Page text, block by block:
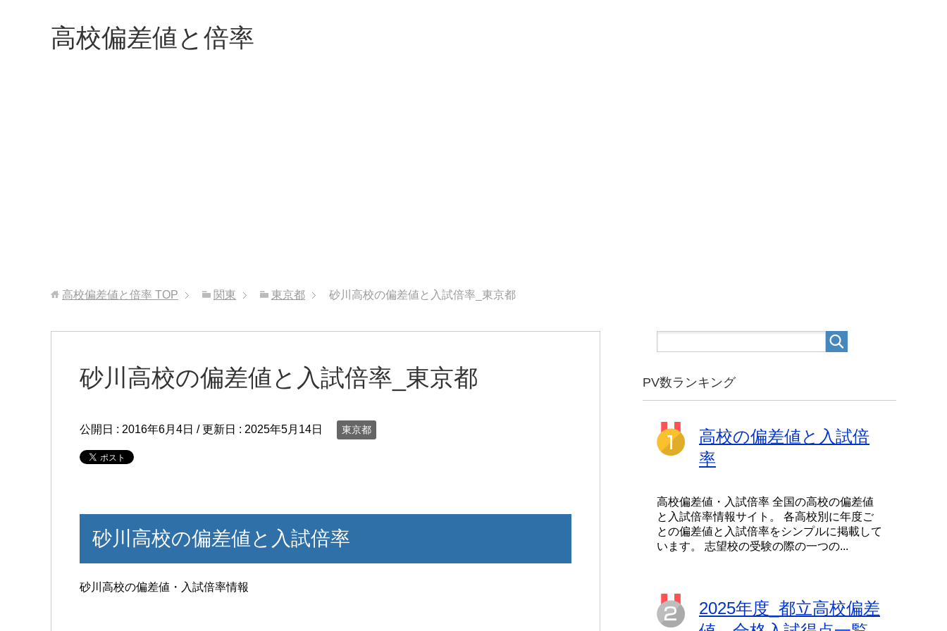
高校偏差値と倍率
高校偏差値と倍率 TOP 関東 東京都 砂川高校の偏差値と入試倍率_東京都
砂川高校の偏差値と入試倍率_東京都
公開日 : 2016年6月4日 / 更新日 : 2025年5月14日 東京都
砂川高校の偏差値と入試倍率
砂川高校の偏差値・入試倍率情報
PV数ランキング
高校の偏差値と入試倍
率
高校偏差値・入試倍率 全国の高校の偏差値
と入試倍率情報サイト。 各高校別に年度ご
との偏差値と入試倍率をシンプルに掲載して
います。 志望校の受験の際の一つの...
2025年度_都立高校偏差